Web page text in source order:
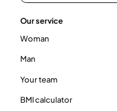
Our service
Woman
Man
Your team
BMI calculator